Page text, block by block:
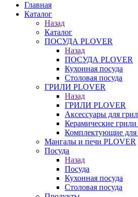
Главная
Каталог
Назад
Каталог
ПОСУДА PLOVER
Назад
ПОСУДА PLOVER
Кухонная посуда
Столовая посуда
ГРИЛИ PLOVER
Назад
ГРИЛИ PLOVER
Аксессуары для
Керамические
Комплектующие для
Мангалы и печи PLOVER
Посуда
Назад
Посуда
Кухонная посуда
Столовая посуда